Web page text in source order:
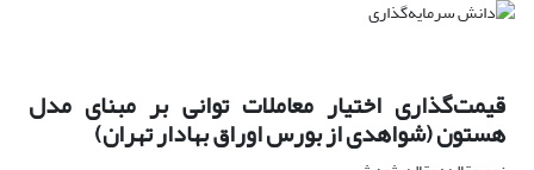
قیمت‌گذاری اختیار معاملات توانی بر مبنای مدل
هستون (شواهدی از بورس اوراق بهادار تهران)